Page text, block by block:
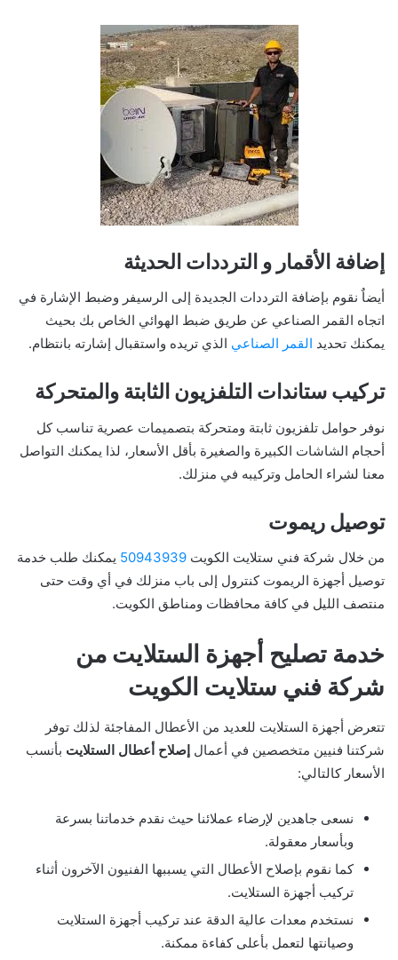
إضافة الأقمار و الترددات الحديثة
أيضاٌ نقوم بإضافة الترددات الجديدة إلى الرسيفر وضبط الإشارة في
اتجاه القمر الصناعي عن طريق ضبط الهوائي الخاص بك بحيث
يمكنك تحديد القمر الصناعي الذي تريده واستقبال إشارته بانتظام.
تركيب ستاندات التلفزيون الثابتة والمتحركة
نوفر حوامل تلفزيون ثابتة ومتحركة بتصميمات عصرية تناسب كل
أحجام الشاشات الكبيرة والصغيرة بأقل الأسعار، لذا يمكنك التواصل
معنا لشراء الحامل وتركيبه في منزلك.
توصيل ريموت
من خلال شركة فني ستلايت الكويت 50943939 يمكنك طلب خدمة
توصيل أجهزة الريموت كنترول إلى باب منزلك في أي وقت حتى
منتصف الليل في كافة محافظات ومناطق الكويت.
خدمة تصليح أجهزة الستلايت من
شركة فني ستلايت الكويت
تتعرض أجهزة الستلايت للعديد من الأعطال المفاجئة لذلك توفر
شركتنا فنيين متخصصين في أعمال إصلاح أعطال الستلايت​ بأنسب
الأسعار كالتالي:
نسعى جاهدين لإرضاء عملائنا حيث نقدم خدماتنا بسرعة
وبأسعار معقولة.
كما نقوم بإصلاح الأعطال التي يسببها الفنيون الآخرون أثناء
تركيب أجهزة الستلايت.
نستخدم معدات عالية الدقة عند تركيب أجهزة الستلايت
وصيانتها لتعمل بأعلى كفاءة ممكنة.